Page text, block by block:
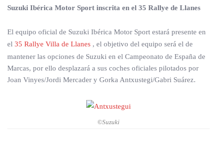
Suzuki Ibérica Motor Sport inscrita en el 35 Rallye de Llanes
El equipo oficial de Suzuki Ibérica Motor Sport estará presente en
el 35 Rallye Villa de Llanes , el objetivo del equipo será el de
mantener las opciones de Suzuki en el Campeonato de España de
Marcas, por ello desplazará a sus coches oficiales pilotados por
Joan Vinyes/Jordi Mercader y Gorka Antxustegi/Gabri Suárez.
©Suzuki